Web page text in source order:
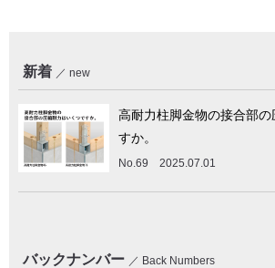
新着 new
高耐力柱脚金物の接合部
すか。
No.69 2025.07.01
バックナンバー Back Numbers